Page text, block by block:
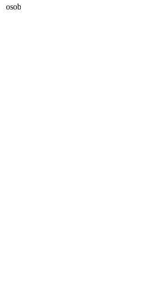
osobu. Jídlo bylo dobré, každý si vybere dle